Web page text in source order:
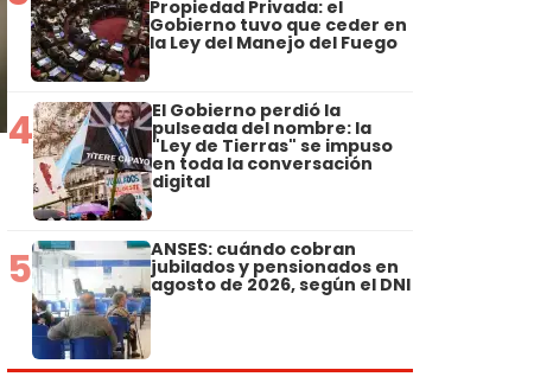
Propiedad Privada: el
Gobierno tuvo que ceder en
la Ley del Manejo del Fuego
4 El Gobierno perdió la
pulseada del nombre: la
"Ley de Tierras" se impuso
en toda la conversación
digital
5 ANSES: cuándo cobran
jubilados y pensionados en
agosto de 2026, según el DNI